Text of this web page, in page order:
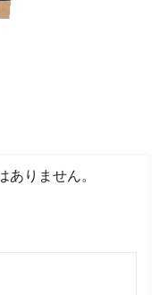
ありません。